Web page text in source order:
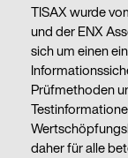
TISAX wurde
und der ENX
sich um einen
Prüfmethoden
daher für alle